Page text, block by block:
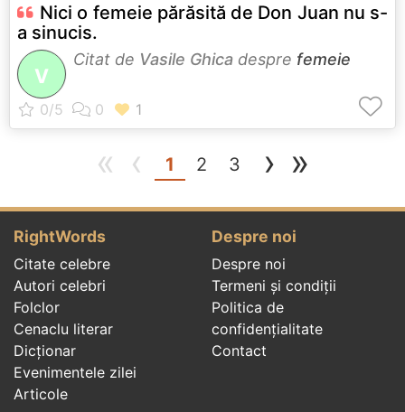
Nici o femeie părăsită de Don Juan nu s-
a sinucis.
V
Citat de Vasile Ghica despre femeie
« ‹ 1 (current)
2 3 › »
RightWords
Citate celebre
Autori celebri
Folclor
Cenaclu literar
Dicționar
Evenimentele zilei
Articole
Despre noi
Despre noi
Termeni și condiții
Politica de
confidenţialitate
Contact